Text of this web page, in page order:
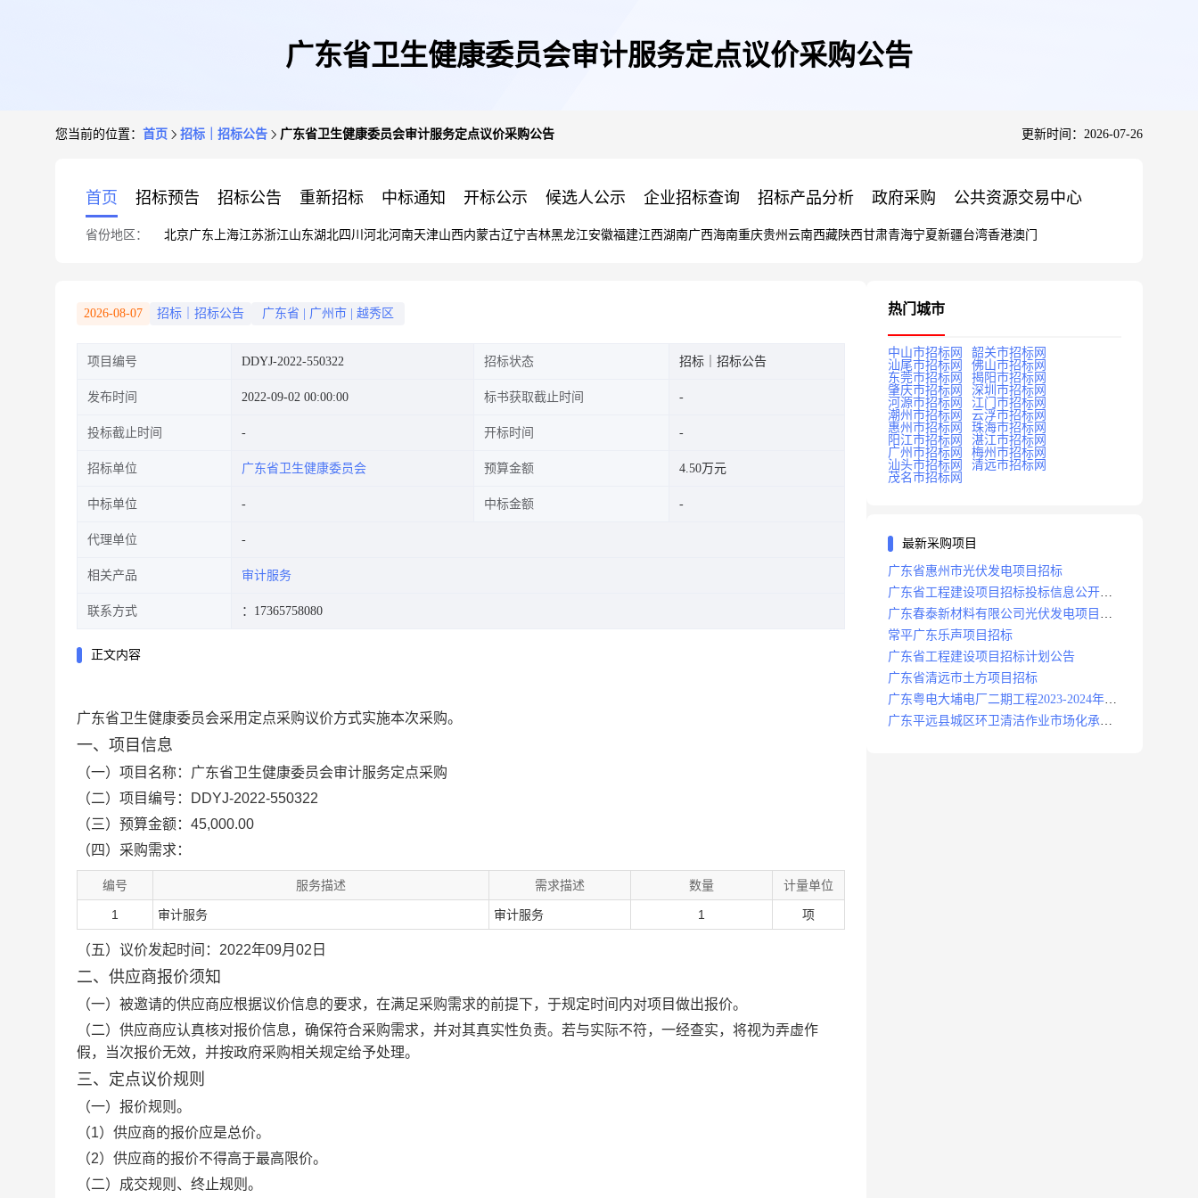
广东省卫生健康委员会审计服务定点议价采购公告
您当前的位置： 首页 招标｜招标公告 广东省卫生健康委员会审计服务定点议价采购公告 更新时间：2026-07-26
首页 招标预告 招标公告 重新招标 中标通知 开标公示 候选人公示 企业招标查询 招标产品分析 政府采购 公共资源交易中心
省份地区： 北京广东 上海江苏浙江山东湖北四川 河北河南天津山西内蒙古辽宁吉林黑龙江安徽福建江西湖南广西海南重庆贵州 云南西藏陕西甘肃青海宁夏新疆台湾香港澳门
2026-08-07 招标｜招标公告 广东省 广州市 越秀区
项目编号 DDYJ-2022-550322 招标状态 招标｜招标公告
发布时间 2022-09-02 00:00:00 标书获取截止时间
投标截止时间 开标时间
招标单位 广东省卫生健康委员会 预算金额 4.50万元
中标单位 中标金额
代理单位
相关产品 审计服务
联系方式 ：17365758080
正文内容
广东省卫生健康委员会采用定点采购议价方式实施本次采购。
一、项目信息
（一）项目名称：广东省卫生健康委员会审计服务定点采购
（二）项目编号：DDYJ-2022-550322
（三）预算金额：45,000.00
（四）采购需求：
编号 服务描述 需求描述 数量 计量单位
1 审计服务 审计服务 1 项
（五）议价发起时间：2022年09月02日
二、供应商报价须知
（一）被邀请的供应商应根据议价信息的要求，在满足采购需求的前提下，于规定时间内对项目做出报价。
（二）供应商应认真核对报价信息，确保符合采购需求，并对其真实性负责。若与实际不符，一经查实，将视为弄虚作
假，当次报价无效，并按政府采购相关规定给予处理。
三、定点议价规则
（一）报价规则。
（1）供应商的报价应是总价。
（2）供应商的报价不得高于最高限价。
（二）成交规则、终止规则。
热门城市
中山市招标网
韶关市招标网
汕尾市招标网
佛山市招标网
东莞市招标网
揭阳市招标网
肇庆市招标网
深圳市招标网
河源市招标网
江门市招标网
潮州市招标网
云浮市招标网
惠州市招标网
珠海市招标网
阳江市招标网
湛江市招标网
广州市招标网
梅州市招标网
汕头市招标网
清远市招标网
茂名市招标网
最新采购项目
广东省惠州市光伏发电项目招标
广东省工程建设项目招标投标信息公开目
录
广东春泰新材料有限公司光伏发电项目招
标
常平广东乐声项目招标
广东省工程建设项目招标计划公告
广东省清远市土方项目招标
广东粤电大埔电厂二期工程2023-2024年度
安保服务项目招标公告
广东平远县城区环卫清洁作业市场化承包